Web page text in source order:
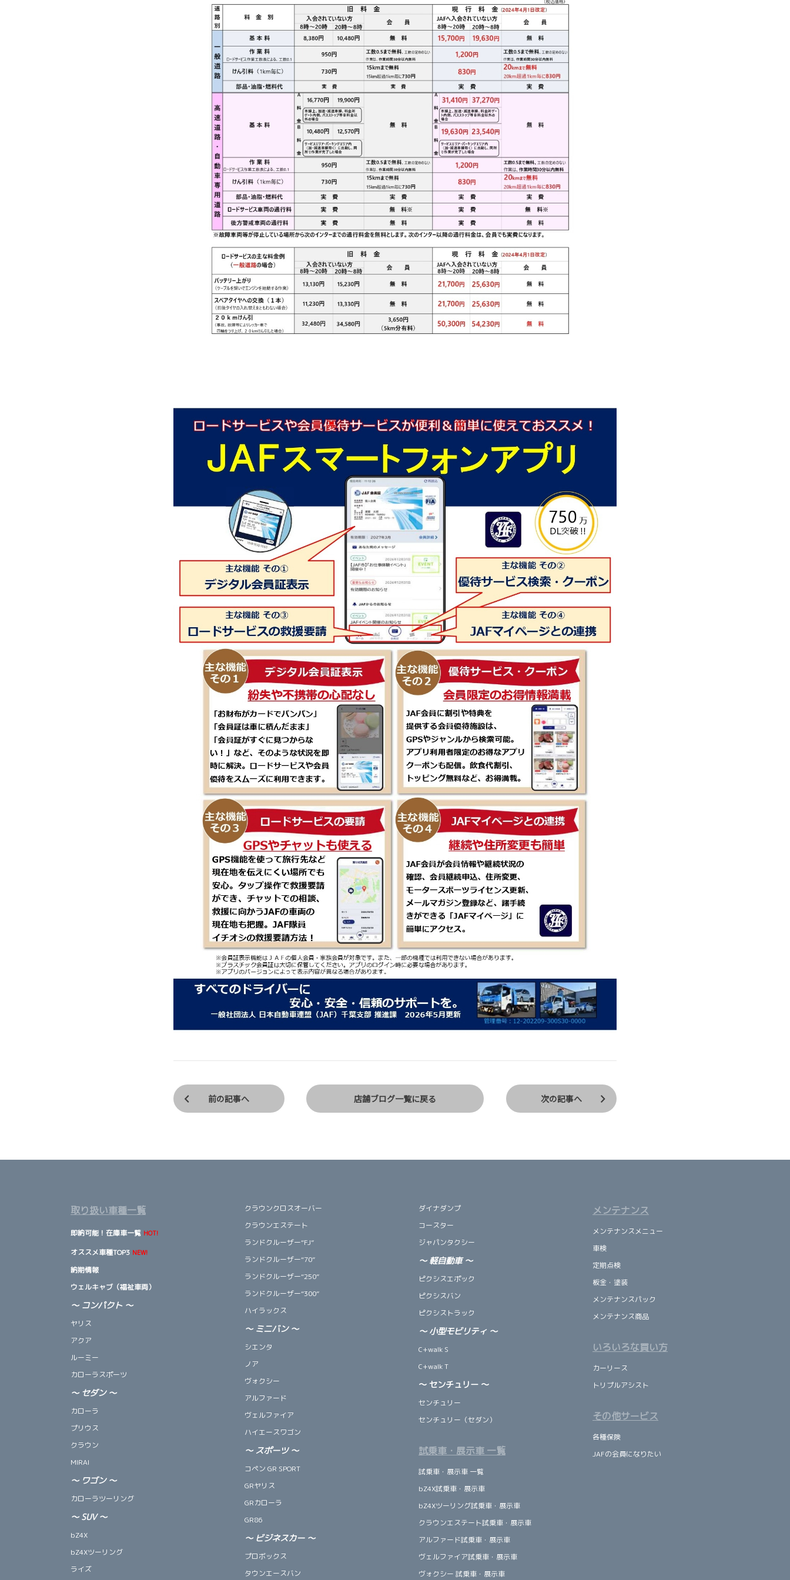
前の記事へ 店舗ブログ一覧に戻る 次の記事へ
取り扱い車種一覧
即納可能！在庫車一覧 HOT!
オススメ車種TOP3 NEW!
納期情報
ウェルキャブ（福祉車両）
～ コンパクト ～
ヤリス
アクア
ルーミー
カローラスポーツ
～ セダン ～
カローラ
プリウス
クラウン
MIRAI
～ ワゴン ～
カローラツーリング
～ SUV～
bZ4X
bZ4Xツーリング
ライズ
クラウンクロスオーバー
クラウンエステート
ランドクルーザー“FJ”
ランドクルーザー“70”
ランドクルーザー“250”
ランドクルーザー“300”
ハイラックス
～ ミニバン ～
シエンタ
ノア
ヴォクシー
アルファード
ヴェルファイア
ハイエースワゴン
～ スポーツ ～
コペン GR SPORT
GRヤリス
GRカローラ
GR86
～ ビジネスカー ～
プロボックス
タウンエースバン
ダイナダンプ
コースター
ジャパンタクシー
～ 軽自動車～
ピクシスエポック
ピクシスバン
ピクシストラック
～ 小型モビリティ ～
C+walk S
C+walk T
～ センチュリー ～
センチュリー
センチュリー（セダン）
試乗車・展示車 一覧
試乗車・展示車 一覧
bZ4X試乗車・展示車
bZ4Xツーリング試乗車・展示車
クラウンエステート試乗車・展示車
アルファード試乗車・展示車
ヴェルファイア試乗車・展示車
ヴォクシー 試乗車・展示車
メンテナンス
メンテナンスメニュー
車検
定期点検
板金・塗装
メンテナンスパック
メンテナンス商品
いろいろな買い方
カーリース
トリプルアシスト
その他サービス
各種保険
JAFの会員になりたい